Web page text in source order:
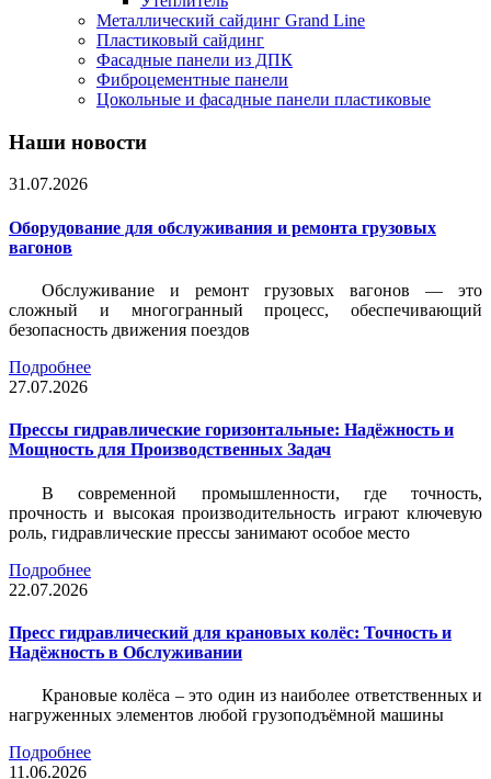
Металлический сайдинг Grand Line
Пластиковый сайдинг
Фасадные панели из ДПК
Фиброцементные панели
Цокольные и фасадные панели пластиковые
Наши новости
31.07.2026
Оборудование для обслуживания и ремонта грузовых
вагонов
Обслуживание и ремонт грузовых вагонов — это
сложный и многогранный процесс, обеспечивающий
безопасность движения поездов
Подробнее
27.07.2026
Прессы гидравлические горизонтальные: Надёжность и
Мощность для Производственных Задач
В современной промышленности, где точность,
прочность и высокая производительность играют ключевую
роль, гидравлические прессы занимают особое место
Подробнее
22.07.2026
Пресс гидравлический для крановых колёс: Точность и
Надёжность в Обслуживании
Крановые колёса – это один из наиболее ответственных и
нагруженных элементов любой грузоподъёмной машины
Подробнее
11.06.2026